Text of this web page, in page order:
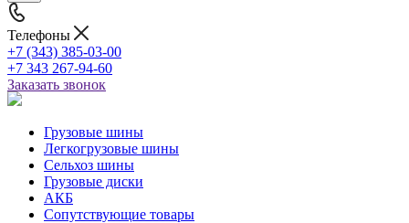
Телефоны
+7 (343) 385-03-00
+7 343 267-94-60
Заказать звонок
Грузовые шины
Легкогрузовые шины
Сельхоз шины
Грузовые диски
АКБ
Сопутствующие товары